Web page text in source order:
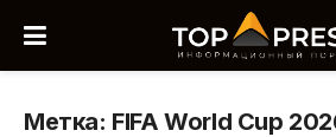
Метка: FIFA World Cup